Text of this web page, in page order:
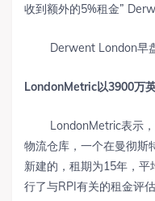
收到额外的5%租金”
Derwent London早
LondonMetric以3900万
LondonMetric表示
物流仓库，一个在曼彻斯
新建的，租期为15年，
行了与RPI有关的租金评估